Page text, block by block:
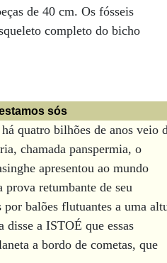
de 40 cm. Os fósseis
completo do bicho
sós
quatro bilhões de anos veio
chamada panspermia, o
apresentou ao mundo
retumbante de seu
balões flutuantes a uma
a ISTOÉ que essas
a bordo de cometas, que